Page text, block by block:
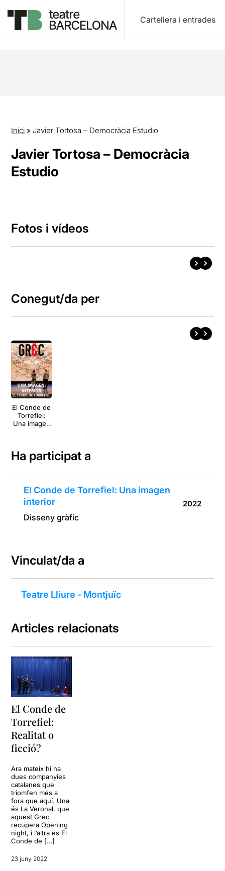
Cartellera i entrades
Inici » Javier Tortosa – Democràcia Estudio
Javier Tortosa – Democràcia
Estudio
Fotos i vídeos
Conegut/da per
El Conde de
Torrefiel:
Una imagen
Ha participat a
El Conde de Torrefiel: Una imagen
interior
Disseny gràfic
2022
Vinculat/da a
Teatre Lliure - Montjuïc
Articles relacionats
El Conde de
Torrefiel:
Realitat o
ficció?
Ara mateix hi ha
dues companyies
catalanes que
triomfen més a
fora que aquí. Una
és La Veronal, que
aquest Grec
recupera Opening
night, i l’altra és El
Conde de […]
23 juny 2022